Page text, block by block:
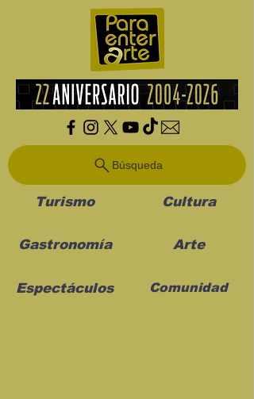
Búsqueda
Turismo Cultura
Gastronomía Arte
Espectáculos Comunidad